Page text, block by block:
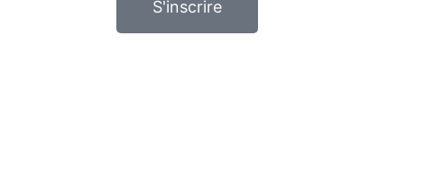
S'inscrire